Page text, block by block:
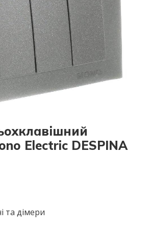
збільшити
Electric DESPINA
та дімери